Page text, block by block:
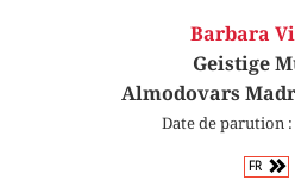
Barbara
Geistige
Almodovars
Date de parution :
FR